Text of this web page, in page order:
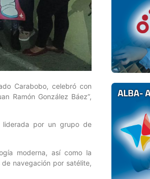
Carabobo, celebró con
Ramón González Báez”,
liderada por un grupo de
moderna, así como la
navegación por satélite,